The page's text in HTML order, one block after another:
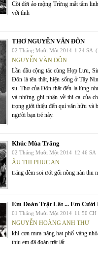
Cõi đời ảo mộng Trừng mắt tâm
với tình
THƠ NGUYỄN VĂN ĐÔN
02 Tháng Mười Một 2014 1:24 SA
NGUYỄN VĂN ĐÔN
Lần đầu cộng tác cùng Hợp Lưu,
Đôn là tên thật, hiện sống ở Tây
su. Thơ của Đôn thật đến lạ lùng
và những ghi nhận về thi ca của
trọng giới thiệu đến quí văn hữu và
người bạn trẻ này.
Khúc Mùa Trăng
02 Tháng Mười Một 2014 12:46 SA
ÂU THỊ PHỤC AN
trăng đêm soi ướt gối nồng nàn thu
Em Đoán Trật Lất ... Em Cười
01 Tháng Mười Một 2014 11:50 CH
NGUYỄN HOÀNG ANH THƯ
khi cơn mưa nặng hạt phố vàng
thiu em đã đoán trật lất